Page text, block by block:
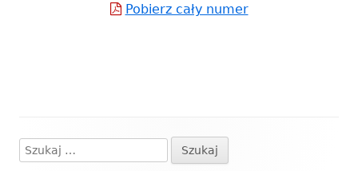
się
Pobierz cały numerStrona
Główny
Szukaj: